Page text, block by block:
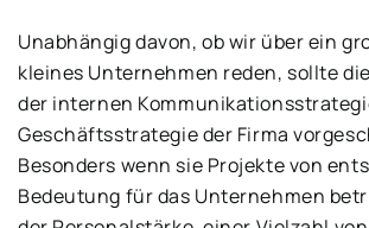
Unabhängig davon, ob wir über ein
kleines Unternehmen reden, sollte
der internen
Geschäftsstrategie der Firma
Besonders wenn sie Projekte von
Bedeutung für das Unternehmen